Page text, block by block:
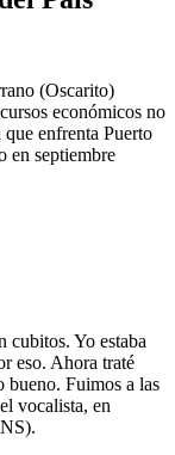
(Oscarito)
económicos no
enfrenta Puerto
en septiembre
cubitos. Yo estaba
eso. Ahora traté
bueno. Fuimos a las
vocalista, en